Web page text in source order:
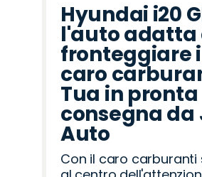
Hyundai i20
l'auto adatta
fronteggiare
caro
Tua in pronta
consegna da
Auto
Con il caro carburanti